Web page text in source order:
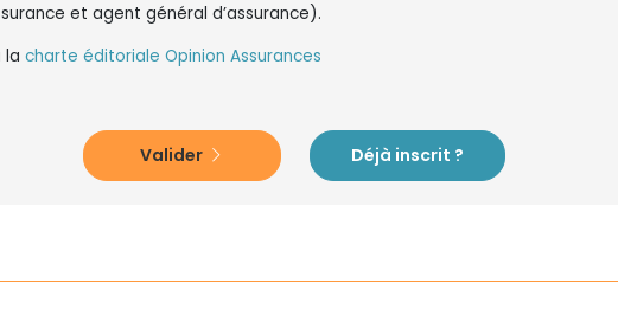
et agent général d’assurance).
la charte éditoriale Opinion Assurances
Valider Déjà inscrit ?